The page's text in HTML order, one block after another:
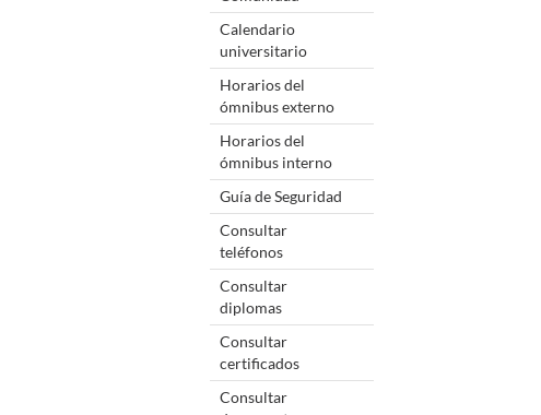
Calendario
universitario
Horarios del
ómnibus externo
Horarios del
ómnibus interno
Guía de Seguridad
Consultar
teléfonos
Consultar
diplomas
Consultar
certificados
Consultar